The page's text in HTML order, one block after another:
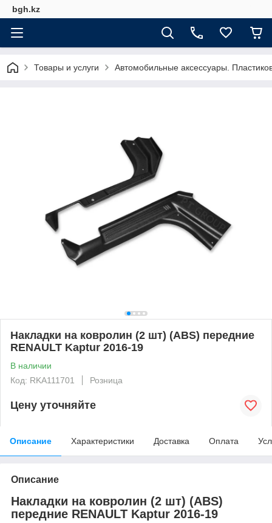
bgh.kz
Товары и услуги Автомобильные аксессуары.
Накладки на ковролин (2 шт) (ABS) передние
RENAULT Kaptur 2016-19
В наличии
Код: RKA111701
Розница
Цену уточняйте
Описание Характеристики Доставка Оплата
Описание
Накладки на ковролин (2 шт) (ABS)
передние RENAULT Kaptur 2016-19